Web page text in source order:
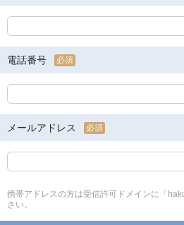
電話番号 必須
メールアドレス 必須
携帯アドレスの方は受信許可ドメインに「
さい。